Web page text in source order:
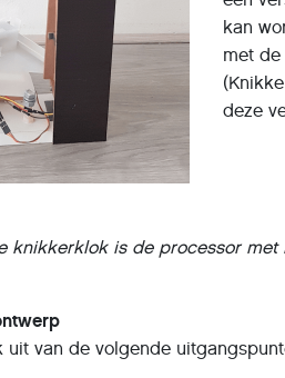
kan
met
deze
knikkerklok is de processor met
van de volgende